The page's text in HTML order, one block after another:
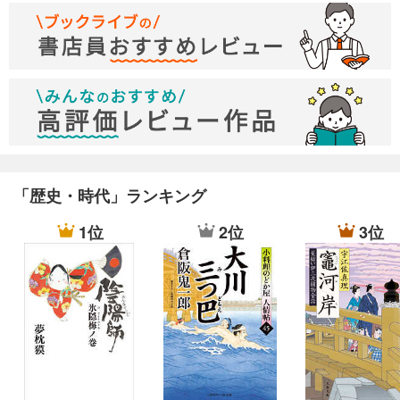
新城支隊 - 皇国の守護者外伝
皇国の守護者５ - 英雄たるの代価
島嶼防衛 皇国の守護者外伝
皇国の守護者６ -逆賊死すべし
お祖母ちゃんは歴史家じゃない 皇国の守護者外伝
皇国の守護者７ -愛国者どもの宴
新城直衛最初の戦闘 皇国の守護者外伝
皇国の守護者８ -楽園の凶器
我らに天佑なし 皇国の守護者外伝
皇国の守護者９ -皇旗はためくもとで
「歴史・時代」ランキング
1位
2位 3位